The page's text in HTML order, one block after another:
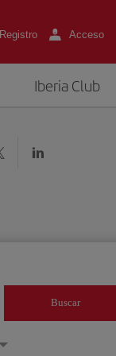
Registro Acceso
Iberia Club
Buscar